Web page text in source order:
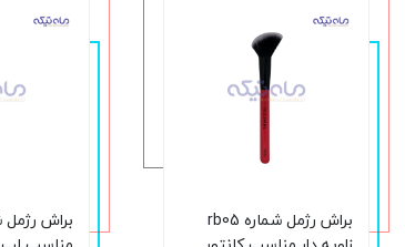
براش رژمل شماره rb05